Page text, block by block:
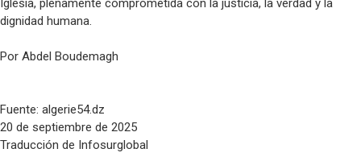
Iglesia, plenamente comprometida con la justicia, la verdad y la
dignidad humana.
Por Abdel Boudemagh
Fuente: algerie54.dz
20 de septiembre de 2025
Traducción de Infosurglobal